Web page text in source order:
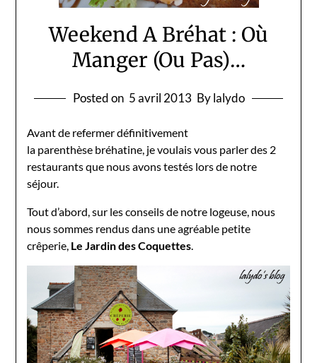
Weekend A Bréhat : Où
Manger (Ou Pas)…
Posted on 5 avril 2013 By lalydo
Avant de refermer définitivement
la parenthèse bréhatine, je voulais vous parler des 2
restaurants que nous avons testés lors de notre
séjour.
Tout d’abord, sur les conseils de notre logeuse, nous
nous sommes rendus dans une agréable petite
crêperie, Le Jardin des Coquettes.